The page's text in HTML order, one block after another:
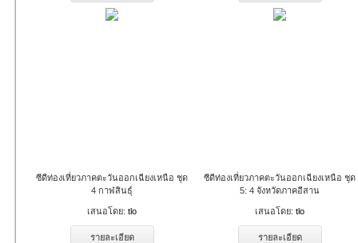
ซีดีท่องเที่ยวภาคตะวันออกเฉียงเหนือ ชุด
4 กาฬสินธุ์
เสนอโดย: tlo
รายละเอียด
ซีดีท่องเที่ยวภาคตะวันออกเฉียงเหนือ ชุด
5: 4 จังหวัดภาคอีสาน
เสนอโดย: tlo
รายละเอียด